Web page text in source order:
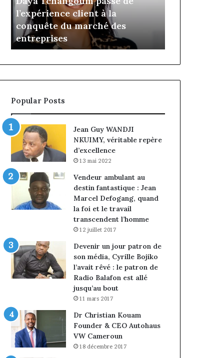
Tchangoum
passe
de
l’expérience
client
conquête
marché
des
entreprises
l’expérience client à la
conquête du marché des
entreprises
Général
fin
pour
Popular Posts
Jean Guy WANDJI
NKUIMY, véritable repère
d’excellence
13 mai 2022
Vendeur ambulant au
destin fantastique : Jean
Marcel Defogang, quand
la foi et le travail
transcendent l’homme
12 juillet 2017
Devenir un jour patron de
son média, Cyrille Bojiko
l’avait rêvé : le patron de
Radio Balafon est allé
jusqu’au bout
11 mars 2017
Dr Christian Kouam
Founder & CEO Autohaus
VW Cameroun
18 décembre 2017